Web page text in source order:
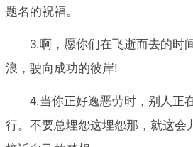
题名的祝福。
3.啊，愿你们在飞逝而去的时
浪，驶向成功的彼岸!
4.当你正好逸恶劳时，别人正
行。不要总埋怨这埋怨那，就这会